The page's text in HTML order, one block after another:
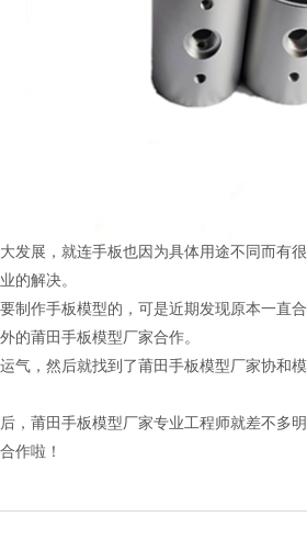
展，就连手板也因为具体用途不同而有
的解决。
作手板模型的，可是近期发现原本一直
的莆田手板模型厂家合作。
，然后就找到了莆田手板模型厂家协和
莆田手板模型厂家专业工程师就差不多
作啦！